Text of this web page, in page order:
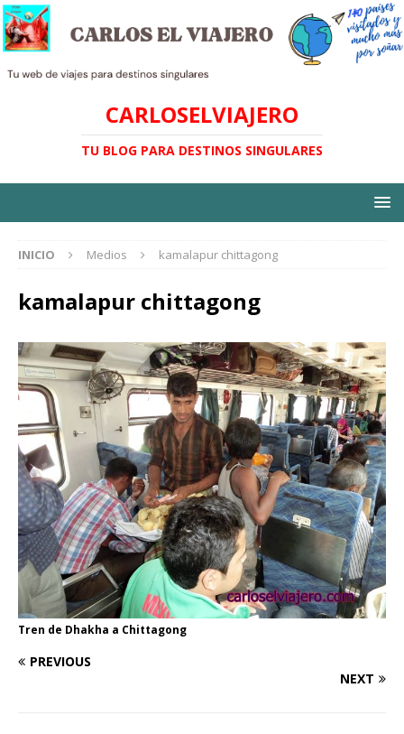
CARLOSELVIAJERO
TU BLOG PARA DESTINOS SINGULARES
INICIO Medios kamalapur chittagong
kamalapur chittagong
Tren de Dhakha a Chittagong
PREVIOUS
NEXT